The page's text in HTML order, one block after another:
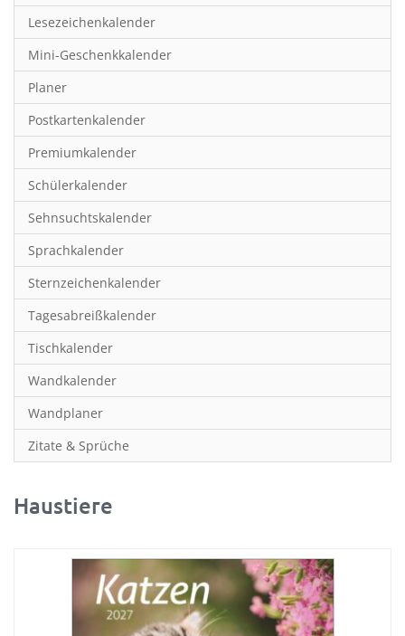
Geburtstagskalender
Geschichte
Hobby & Basteln
Humor & Cartoon
Inspiration & Entspannung
Inspiration & Spiritualität
Kinderkalender
Kunst
Länder & Städte
Landschaft & Natur
Lifestyle
Literatur
Manga & Animé
Neutrale Kalender
Partner- & Wandplaner
Planung & Organisation
Lesezeichenkalender
Mini-Geschenkkalender
Planer
Postkartenkalender
Premiumkalender
Schülerkalender
Sehnsuchtskalender
Sprachkalender
Sternzeichenkalender
Tagesabreißkalender
Tischkalender
Wandkalender
Wandplaner
Zitate & Sprüche
Haustiere